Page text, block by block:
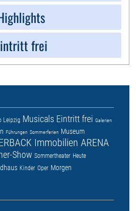
frei
Leipzig Musicals Eintritt frei Galerien
Führungen Sommerferien Museum
Immobilien ARENA
Show Sommertheater Heute
Kinder Oper Morgen